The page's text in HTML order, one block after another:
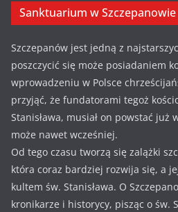
Sanktuarium w Szczepanowie
Szczepanów jest jedną z
poszczycić się może posiadaniem
wprowadzeniu w Polsce
przyjąć, że fundatorami tegoż
Stanisława, musiał on powstać już
może nawet wcześniej.
Od tego czasu tworzą się zalążki
która coraz bardziej rozwija się, a
kultem św. Stanisława. O
kronikarze i historycy, pisząc o św.